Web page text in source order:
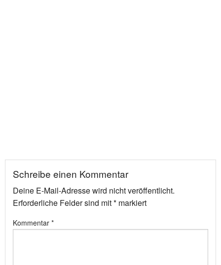
Schreibe einen Kommentar
Deine E-Mail-Adresse wird nicht veröffentlicht.
Erforderliche Felder sind mit* markiert
Kommentar *